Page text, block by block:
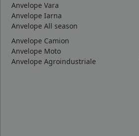
Anvelope Vara
Anvelope Iarna
Anvelope All season
Anvelope Camion
Anvelope Moto
Anvelope Agroindustriale